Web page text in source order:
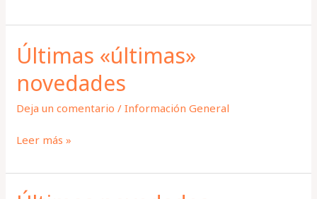
2025
Últimas «últimas»
novedades
Deja un comentario /Información General
Últimas
novedades
Leer más »